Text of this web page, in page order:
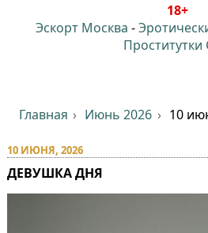
18+
Эскорт Москва -
Проститутки
Главная Июнь 2026 10
10 ИЮНЯ, 2026
ДЕВУШКА ДНЯ